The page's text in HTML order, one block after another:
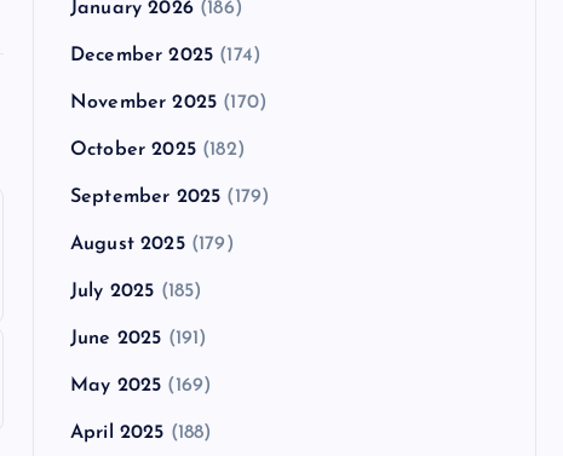
January 2026(186)
December 2025 (174)
November 2025 (170)
October 2025(182)
September 2025 (179)
August 2025(179)
July 2025 (185)
June 2025 (191)
May 2025 (169)
April 2025 (188)